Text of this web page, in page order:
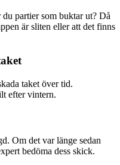
partier som buktar ut? Då
är sliten eller att det finns
taket över tid.
efter vintern.
Om det var länge sedan
bedöma dess skick.